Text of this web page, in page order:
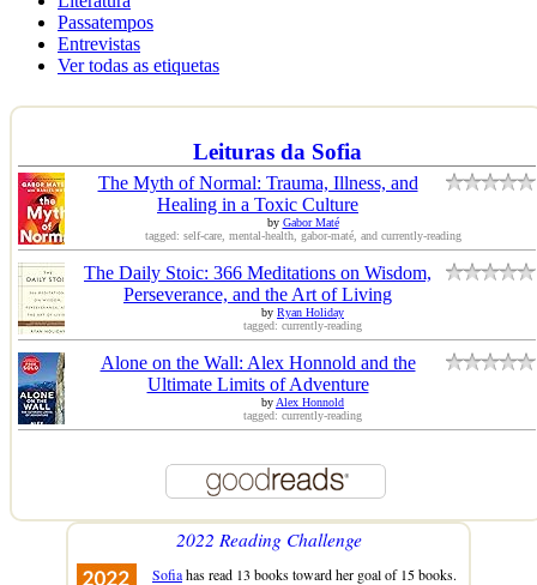
Passatempos
Entrevistas
Ver todas as etiquetas
Leituras da Sofia
The Myth of Normal: Trauma, Illness, and
Healing in a Toxic Culture
by Gabor Maté
tagged: self-care, mental-health, gabor-maté, and currently-reading
The Daily Stoic: 366 Meditations on Wisdom,
Perseverance, and the Art of Living
by Ryan Holiday
tagged: currently-reading
Alone on the Wall: Alex Honnold and the
Ultimate Limits of Adventure
byAlex Honnold
tagged: currently-reading
2022 Reading Challenge
Sofiahas read 13 books toward her goal of 15 books.